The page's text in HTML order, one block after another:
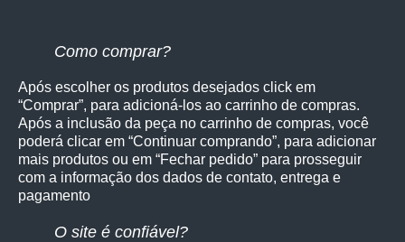
Como comprar?
Após escolher os produtos desejados click em
“Comprar”, para adicioná-los ao carrinho de compras.
Após a inclusão da peça no carrinho de compras, você
poderá clicar em “Continuar comprando”, para adicionar
mais produtos ou em “Fechar pedido” para prosseguir
com a informação dos dados de contato, entrega e
pagamento
O site é confiável?